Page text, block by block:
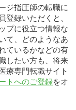
ジ指圧師の転職に
録いただくと、
プに役立つ情報な
て、どのようなあ
ているかなどの有
したい方も、将来
療専門転職サイト
トへのご登録をオ